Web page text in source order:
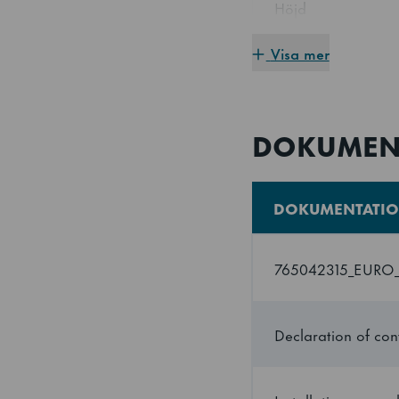
Höjd
Utsida
Interiör
Bruttovikt
Visa mer
Declaration of